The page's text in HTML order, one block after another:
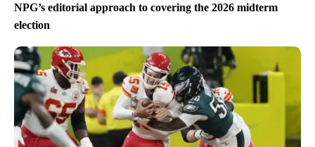
NPG’s editorial approach to covering the 2026 midterm
election